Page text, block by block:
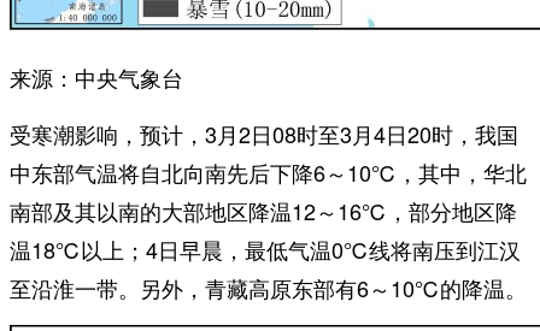
来源：中央气象台
受寒潮影响，预计，3月2日08时至3月4日20时，我国
中东部气温将自北向南先后下降6～10℃，其中，华北
南部及其以南的大部地区降温12～16℃，部分地区降
温18℃以上；4日早晨，最低气温0℃线将南压到江汉
至沿淮一带。另外，青藏高原东部有6～10℃的降温。